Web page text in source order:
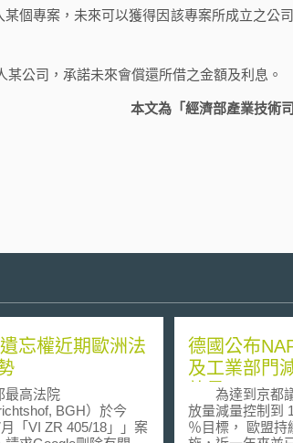
個專案，未來可以獲得因該專案所成立之公
公司，承諾未來會償還所借之金額及利息。
本文為「經濟部產業技術
忘權近期歐洲法
高法院
BGH）於今
月「VI ZR 405/18」」案
德國公布
及工業部門
放量
為達到京都議
放量減量控制到
％目標， 歐盟持